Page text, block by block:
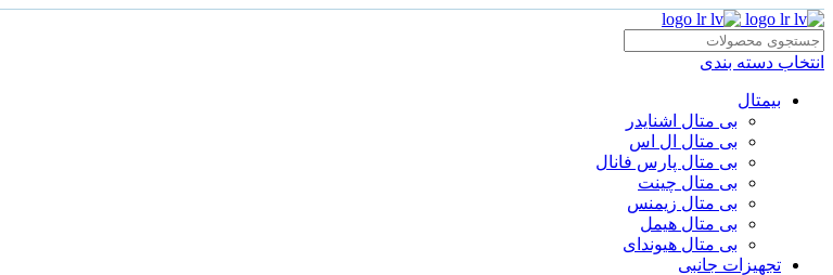
انتخاب دسته بندی
بیمتال
بی متال اشنایدر
بی متال ال اس
بی متال پارس فانال
بی متال چینت
بی متال زیمنس
بی متال هیمل
بی متال هیوندای
تجهیزات جانبی